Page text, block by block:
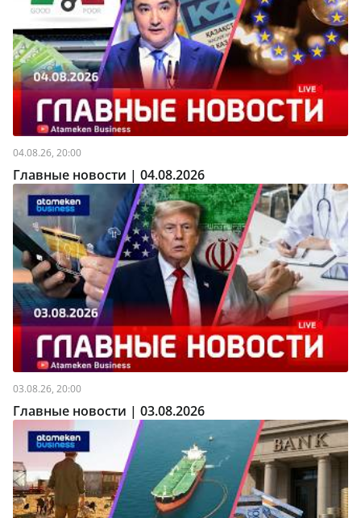
04.08.26, 20:00
Главные новости | 04.08.2026
03.08.26, 20:00
Главные новости | 03.08.2026